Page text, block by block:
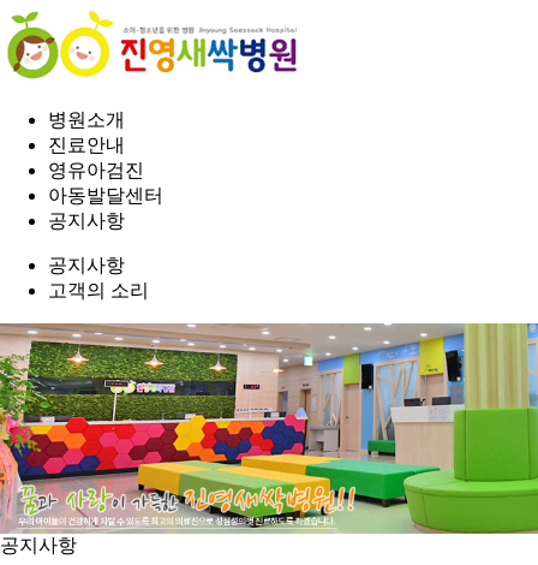
병원소개
진료안내
영유아검진
아동발달센터
공지사항
공지사항
고객의 소리
공지사항